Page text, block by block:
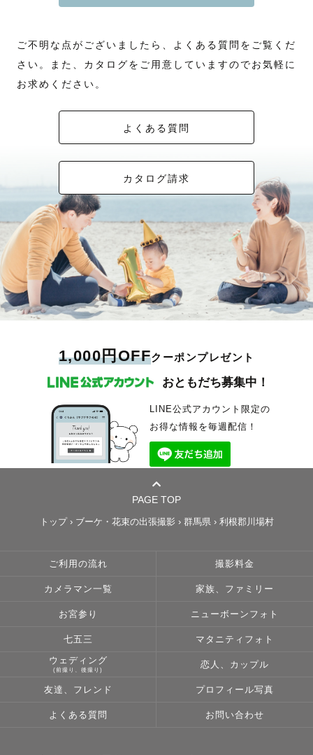
ご不明な点がございましたら、よくある質問をご覧くだ
さい。また、カタログをご用意していますのでお気軽に
お求めください。
よくある質問
カタログ請求
1,000円OFFクーポンプレゼント
おともだち募集中！
LINE公式アカウント限定の
お得な情報を毎週配信！
PAGE TOP
トップ› ブーケ・花束の出張撮影 › 群馬県› 利根郡川場村
ご利用の流れ 撮影料金
カメラマン一覧 家族、ファミリー
お宮参り ニューボーンフォト
七五三 マタニティフォト
ウェディング
(前撮り、後撮り)
恋人、カップル
友達、フレンド プロフィール写真
よくある質問 お問い合わせ